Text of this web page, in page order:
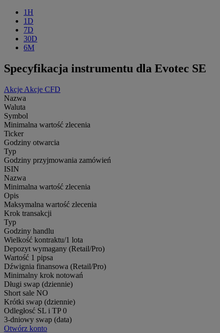
1H
1D
7D
30D
6M
Specyfikacja instrumentu dla Evotec SE
Akcje Akcje CFD
Nazwa
Waluta
Symbol
Minimalna wartość zlecenia
Ticker
Godziny otwarcia
Typ
Godziny przyjmowania zamówień
ISIN
Nazwa
Minimalna wartość zlecenia
Opis
Maksymalna wartość zlecenia
Krok transakcji
Typ
Godziny handlu
Wielkość kontraktu/1 lota
Depozyt wymagany (Retail/Pro)
Wartość 1 pipsa
Dźwignia finansowa (Retail/Pro)
Minimalny krok notowań
Długi swap (dziennie)
Short sale NO
Krótki swap (dziennie)
Odległosć SL i TP 0
3-dniowy swap (data)
Otwórz konto